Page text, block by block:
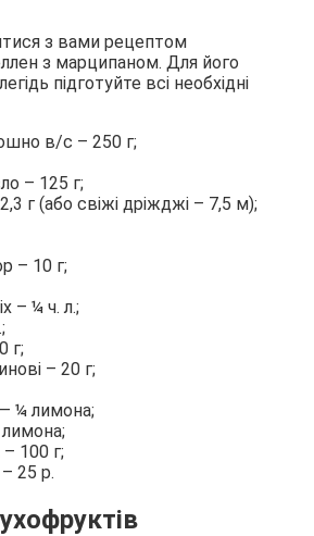
з вами рецептом
з марципаном. Для його
підготуйте всі необхідні
в/с – 250 г;
– 125 г;
г (або свіжі дріжджі – 7,5 м);
– 10 г;
– ¼ ч. л.;
г;
– 20 г;
¼ лимона;
100 г;
25 р.